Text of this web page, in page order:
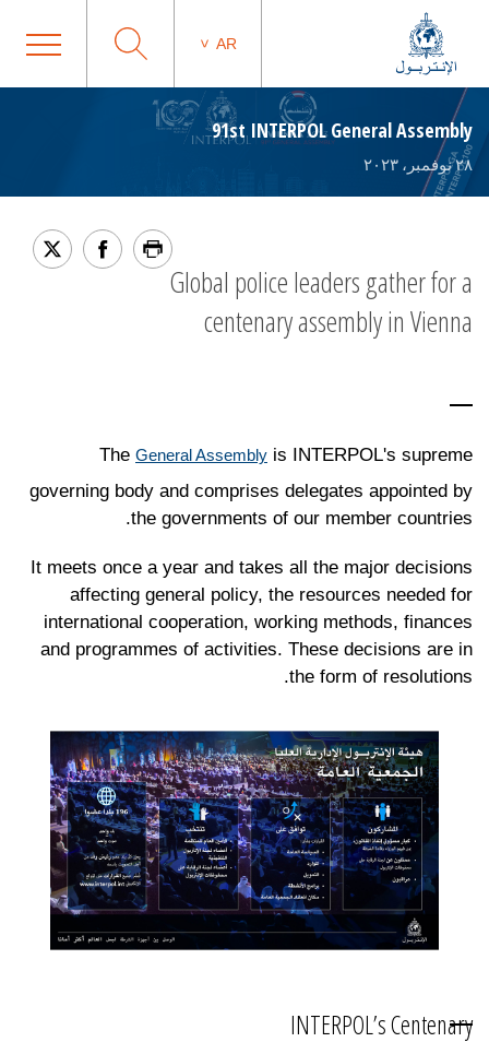
AR
91st INTERPOL General Assembly
٢٨ نوفمبر، ٢٠٢٣
Global police leaders gather for a
centenary assembly in Vienna
The General Assembly is INTERPOL's supreme
governing body and comprises delegates appointed by
the governments of our member countries.
It meets once a year and takes all the major decisions
affecting general policy, the resources needed for
international cooperation, working methods, finances
and programmes of activities. These decisions are in
the form of resolutions.
INTERPOL’s Centenary